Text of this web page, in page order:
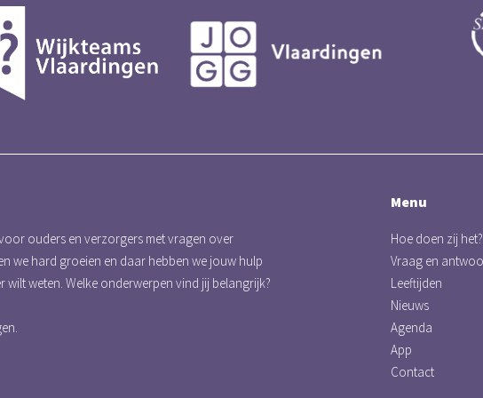
ouders en verzorgers met vragen over
we hard groeien en daar hebben we jouw hulp
weten. Welke onderwerpen vind jij belangrijk?
Menu
Hoe doen zij het?
Vraag en
Leeftijden
Nieuws
Agenda
App
Contact